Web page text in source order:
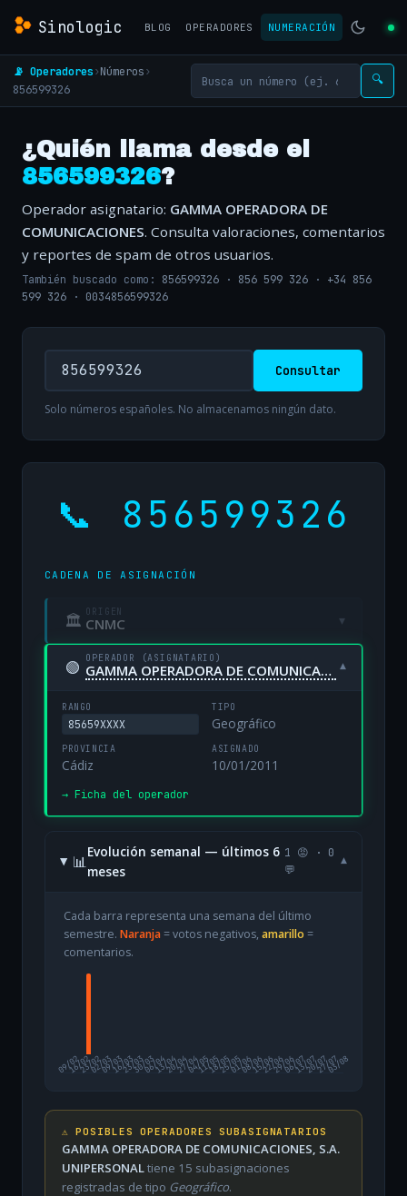
Sinologic BLOG OPERADORES NUMERACIÓN
📡 Operadores›Números›
856599326
🔍
¿Quién llama desde el
856599326?
Operador asignatario: GAMMA OPERADORA DE
COMUNICACIONES. Consulta valoraciones, comentarios
y reportes de spam de otros usuarios.
También buscado como: 856599326 · 856 599 326 · +34 856
599 326 · 0034856599326
Consultar
Solo números españoles. No almacenamos ningún dato.
📞 856599326
CADENA DE ASIGNACIÓN
🏛 ORIGEN
CNMC ▾
🟢 OPERADOR (ASIGNATARIO)
GAMMA OPERADORA DE COMUNICACIONES, S.A. UNIPERSONAL ▾
RANGO
85659XXXX
TIPO
Geográfico
PROVINCIA
Cádiz
ASIGNADO
10/01/2011
→ Ficha del operador
📊
Evolución semanal — últimos 6
meses
1 😡 · 0
💬
▾
Cada barra representa una semana del último
semestre. Naranja= votos negativos, amarillo =
comentarios.
09/02
16/0223/0202/0309/0316/0323/0330/0306/0413/0420/0427/0404/0511/0518/0525/0501/0608/0615/0622/0629/0606/0713/0720/0727/07
03/08
⚠️ POSIBLES OPERADORES SUBASIGNATARIOS
GAMMA OPERADORA DE COMUNICACIONES, S.A.
UNIPERSONALtiene 15 subasignaciones
registradas de tipo Geográfico.